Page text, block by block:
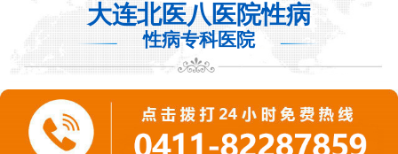
大连北医八医院性病
性病专科医院